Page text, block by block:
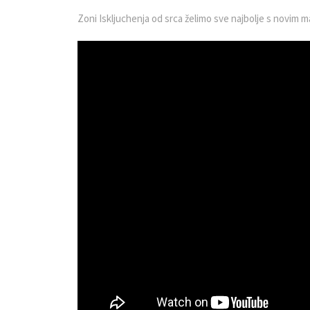
Zoni Iskljuchenja od srca želimo sve najbolje s novim